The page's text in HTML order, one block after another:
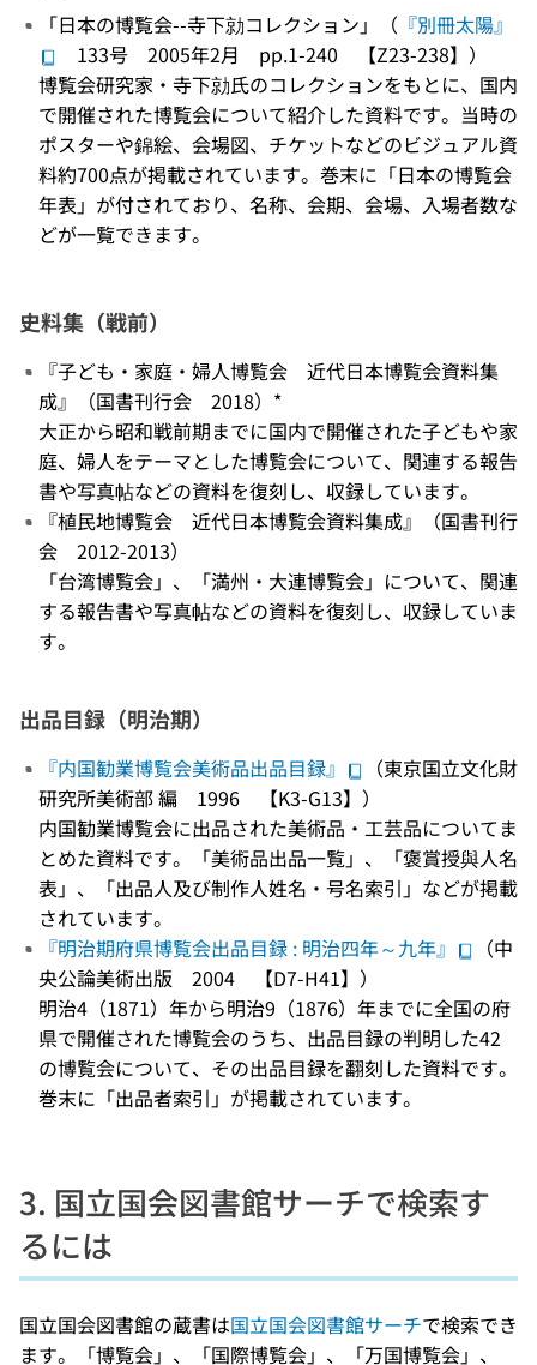
「日本の博覧会--寺下勍コレクション」（ 『別冊太陽』
133号 2005年2月 pp.1-240 【Z23-238】）
博覧会研究家・寺下勍氏のコレクションをもとに、国内
で開催された博覧会について紹介した資料です。当時の
ポスターや錦絵、会場図、チケットなどのビジュアル資
料約700点が掲載されています。巻末に「日本の博覧会
年表」が付されており、名称、会期、会場、入場者数な
どが一覧できます。
史料集（戦前）
『子ども・家庭・婦人博覧会 近代日本博覧会資料集
成』（国書刊行会 2018）*
大正から昭和戦前期までに国内で開催された子どもや家
庭、婦人をテーマとした博覧会について、関連する報告
書や写真帖などの資料を復刻し、収録しています。
『植民地博覧会 近代日本博覧会資料集成』（国書刊行
会 2012-2013）
「台湾博覧会」、「満州・大連博覧会」について、関連
する報告書や写真帖などの資料を復刻し、収録していま
す。
出品目録（明治期）
『内国勧業博覧会美術品出品目録』
（東京国立文化財
研究所美術部 編 1996 【K3-G13】）
内国勧業博覧会に出品された美術品・工芸品についてま
とめた資料です。「美術品出品一覧」、「褒賞授與人名
表」、「出品人及び制作人姓名・号名索引」などが掲載
されています。
『明治期府県博覧会出品目録 : 明治四年～九年』
（中
央公論美術出版 2004 【D7-H41】）
明治4（1871）年から明治9（1876）年までに全国の府
県で開催された博覧会のうち、出品目録の判明した42
の博覧会について、その出品目録を翻刻した資料です。
巻末に「出品者索引」が掲載されています。
3. 国立国会図書館サーチで検索す
るには
国立国会図書館の蔵書は国立国会図書館サーチで検索でき
ます。「博覧会」、「国際博覧会」、「万国博覧会」、